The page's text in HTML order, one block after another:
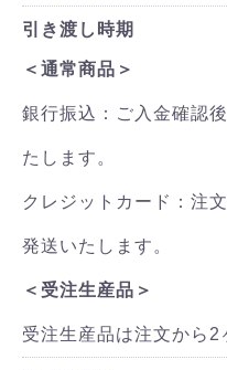
引き渡し時期
＜通常商品＞
銀行振込：ご入金確認
たします。
クレジットカード：注
発送いたします。
＜受注生産品＞
受注生産品は注文から2